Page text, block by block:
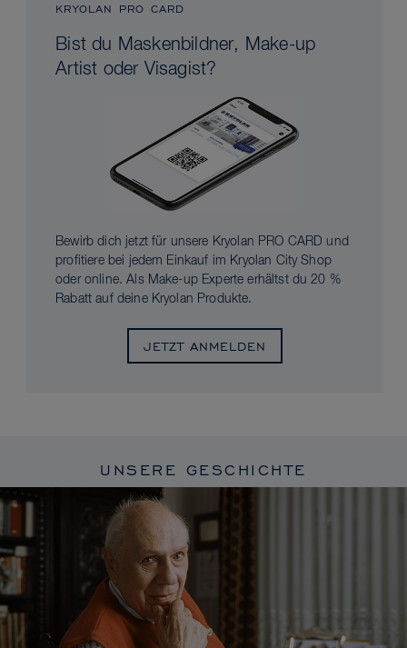
KRYOLAN PRO CARD
Bist du Maskenbildner, Make-up
Artist oder Visagist?
Bewirb dich jetzt für unsere Kryolan PRO CARD und
profitiere bei jedem Einkauf im Kryolan City Shop
oder online. Als Make-up Experte erhältst du 20 %
Rabatt auf deine Kryolan Produkte.
JETZT ANMELDEN
UNSERE GESCHICHTE